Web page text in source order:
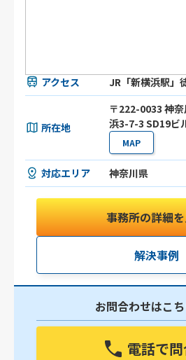
アクセス JR「新横浜駅」
所在地
〒222-0033 神
浜3-7-3 SD19ビ
MAP
対応エリア 神奈川県
事務所の詳細
解決事例
お問合わせはこ
電話で